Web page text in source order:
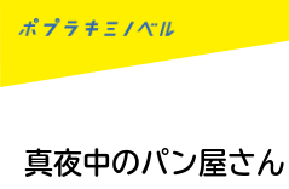
真夜中のパン屋さん